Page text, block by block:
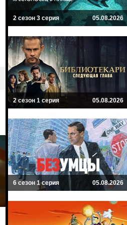
2 сезон 3 серия 05.08.2026
2 сезон 1 серия 05.08.2026
6 сезон 1 серия 05.08.2026